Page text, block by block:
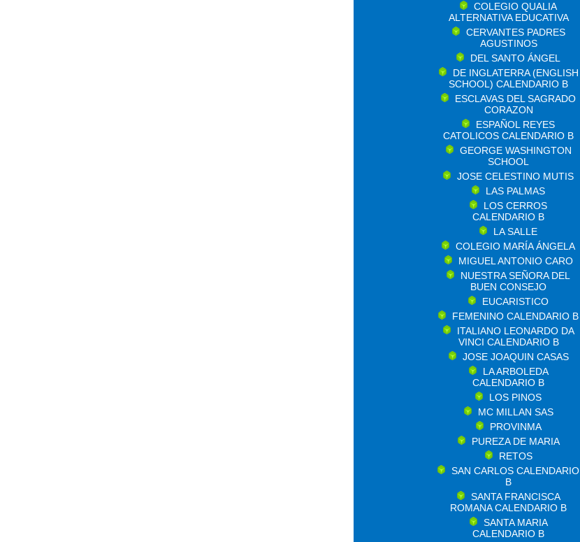
COLEGIO QUALIA
ALTERNATIVA EDUCATIVA
CERVANTES PADRES
AGUSTINOS
DEL SANTO ÁNGEL
DE INGLATERRA (ENGLISH
SCHOOL) CALENDARIO B
ESCLAVAS DEL SAGRADO
CORAZON
ESPAÑOL REYES
CATOLICOS CALENDARIO B
GEORGE WASHINGTON
SCHOOL
JOSE CELESTINO MUTIS
LAS PALMAS
LOS CERROS
CALENDARIO B
LA SALLE
COLEGIO MARÍA ÁNGELA
MIGUEL ANTONIO CARO
NUESTRA SEÑORA DEL
BUEN CONSEJO
EUCARISTICO
FEMENINO CALENDARIO B
ITALIANO LEONARDO DA
VINCI CALENDARIO B
JOSE JOAQUIN CASAS
LA ARBOLEDA
CALENDARIO B
LOS PINOS
MC MILLAN SAS
PROVINMA
PUREZA DE MARIA
RETOS
SAN CARLOS CALENDARIO
B
SANTA FRANCISCA
ROMANA CALENDARIO B
SANTA MARIA
CALENDARIO B